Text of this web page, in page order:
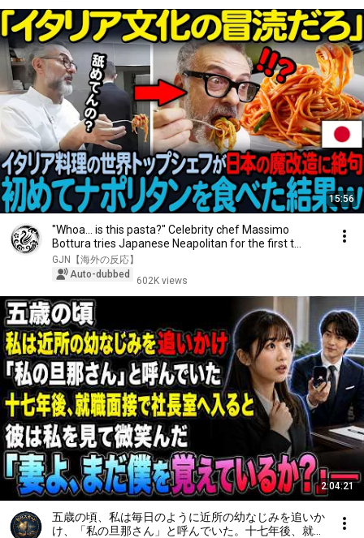
15:56
"Whoa... is this pasta?" Celebrity chef Massimo
Bottura tries Japanese Neapolitan for the first t...
GJN【海外の反応】
Auto-dubbed
602K views
2:04:21
五歳の頃、私は毎日のように近所の幼なじみを追いか
け、「私の旦那さん」と呼んでいた。十七年後、就職